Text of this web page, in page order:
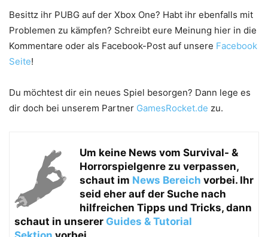
Besittz ihr PUBG auf der Xbox One? Habt ihr ebenfalls mit
Problemen zu kämpfen? Schreibt eure Meinung hier in die
Kommentare oder als Facebook-Post auf unsere Facebook
Seite!
Du möchtest dir ein neues Spiel besorgen? Dann lege es
dir doch bei unserem Partner GamesRocket.de zu.
Um keine News vom Survival- &
Horrorspielgenre zu verpassen,
schaut im News Bereich vorbei. Ihr
seid eher auf der Suche nach
hilfreichen Tipps und Tricks, dann
schaut in unserer Guides & Tutorial